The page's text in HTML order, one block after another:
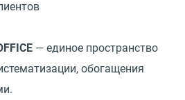
— единое пространство
обогащения